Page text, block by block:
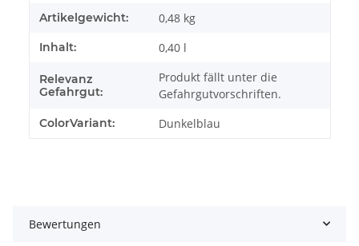
Artikelgewicht: 0,48 kg
Inhalt: 0,40 l
Relevanz
Gefahrgut:
Produkt fällt unter die
Gefahrgutvorschriften.
ColorVariant: Dunkelblau
Bewertungen